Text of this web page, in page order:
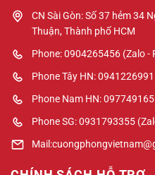
CN Sài Gòn: Số 37 hẻm 34
Thuận, Thành phố HCM
Phone: 0904265456 (Zalo -
Phone Tây HN:
Phone Nam HN:
Phone SG: 0931793355